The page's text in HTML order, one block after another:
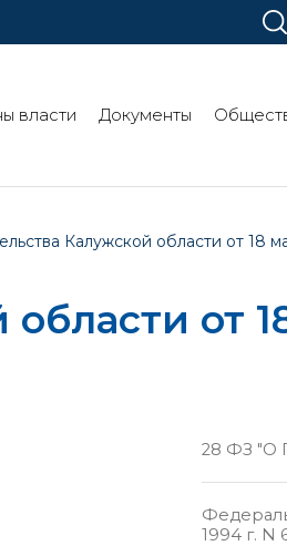
власти Документы
Калужской области от 18
от
28 ФЗ "О
1994 г. N